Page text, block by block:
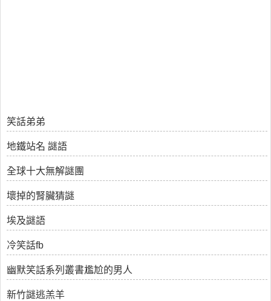
笑話弟弟
地鐵站名 謎語
全球十大無解謎團
壞掉的腎臟猜謎
埃及謎語
冷笑話fb
幽默笑話系列叢書尷尬的男人
新竹謎逃羔羊